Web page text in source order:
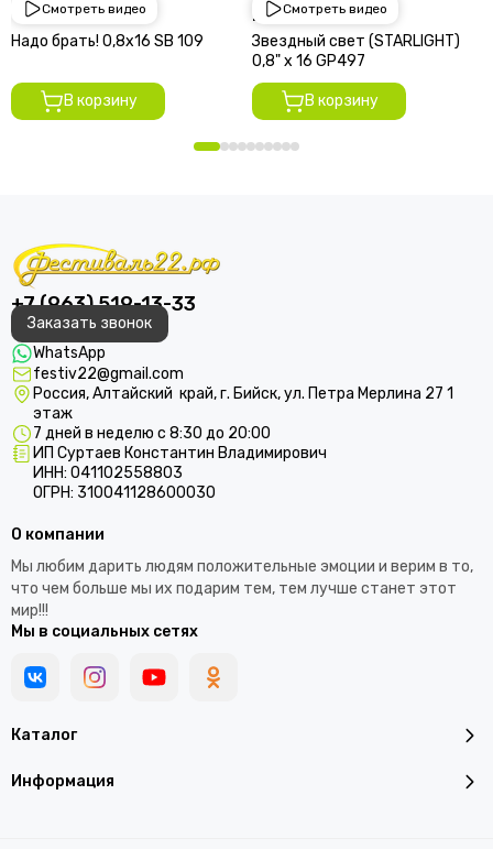
Смотреть видео
1 950 руб
Надо брать! 0,8х16 SВ 109
В корзину
Смотреть видео
2 250 руб
Звездный свет (STARLIGHT)
0,8" х 16 GP497
В корзину
+7 (963) 519-13-33
Заказать звонок
WhatsApp
festiv22@gmail.com
Россия, Алтайский край, г. Бийск, ул. Петра Мерлина 27 1
этаж
7 дней в неделю с 8:30 до 20:00
ИП Суртаев Константин Владимирович
ИНН: 041102558803
ОГРН: 310041128600030
Каталог
Информация
О компании
Мы любим дарить людям положительные эмоции и верим в то,
что чем больше мы их подарим тем, тем лучше станет этот
мир!!!
Мы в социальных сетях